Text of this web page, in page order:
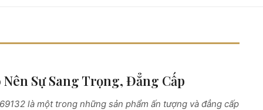
Nên Sự Sang Trọng, Đẳng Cấp
là một trong những sản phẩm ấn tượng và đẳng cấp